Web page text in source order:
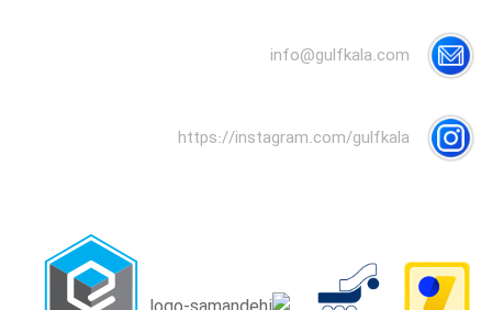
info@gulfkala.com
https://instagram.com/gulfkala